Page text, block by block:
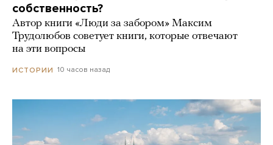
собственность?
Автор книги «Люди за забором» Максим
Трудолюбов советует книги, которые отвечают
на эти вопросы
ИСТОРИИ 10 часов назад